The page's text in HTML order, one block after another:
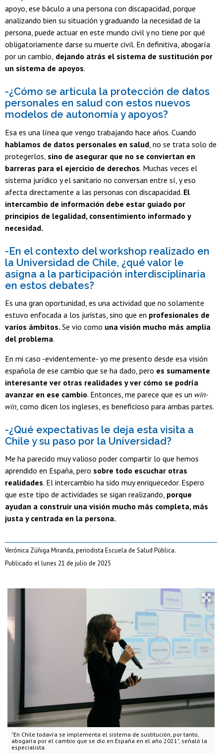
"En Chile todavía se implementa el sistema de sustitución, por tanto,
abogaría por el cambio que se dio en España en el año 2021", señaló la
especialista.
apoyo, ese báculo a una persona con discapacidad, porque
analizando bien su situación y graduando la necesidad de la
persona, puede actuar en este mundo civil y no tiene por qué
obligatoriamente darse su muerte civil. En definitiva, abogaría
por un cambio, dejando atrás el sistema de sustitución por
un sistema de apoyos.
-¿Cómo se articula la protección de datos
personales en salud con estos nuevos
modelos de autonomía y apoyos?
Esa es una línea que vengo trabajando hace años. Cuando
hablamos de datos personales en salud , no se trata solo de
protegerlos, sino de asegurar que no se conviertan en
barreras para el ejercicio de derechos. Muchas veces el
sistema jurídico y el sanitario no conversan entre sí, y eso
afecta directamente a las personas con discapacidad. El
intercambio de información debe estar guiado por
principios de legalidad, consentimiento informado y
necesidad.
-En el contexto del workshop realizado en
la Universidad de Chile, ¿qué valor le
asigna a la participación interdisciplinaria
en estos debates?
Es una gran oportunidad, es una actividad que no solamente
estuvo enfocada a los juristas, sino que en profesionales de
varios ámbitos. Se vio como una visión mucho más amplia
del problema.
En mi caso -evidentemente- yo me presento desde esa visión
española de ese cambio que se ha dado, pero es sumamente
interesante ver otras realidades y ver cómo se podría
avanzar en ese cambio. Entonces, me parece que es un win-
win, como dicen los ingleses, es beneficioso para ambas partes.
-¿Qué expectativas le deja esta visita a
Chile y su paso por la Universidad?
Me ha parecido muy valioso poder compartir lo que hemos
aprendido en España, pero sobre todo escuchar otras
realidades. El intercambio ha sido muy enriquecedor. Espero
que este tipo de actividades se sigan realizando, porque
ayudan a construir una visión mucho más completa, más
justa y centrada en la persona.
Verónica Zúñiga Miranda, periodista Escuela de Salud Pública.
Publicado el lunes 21 de julio de 2025